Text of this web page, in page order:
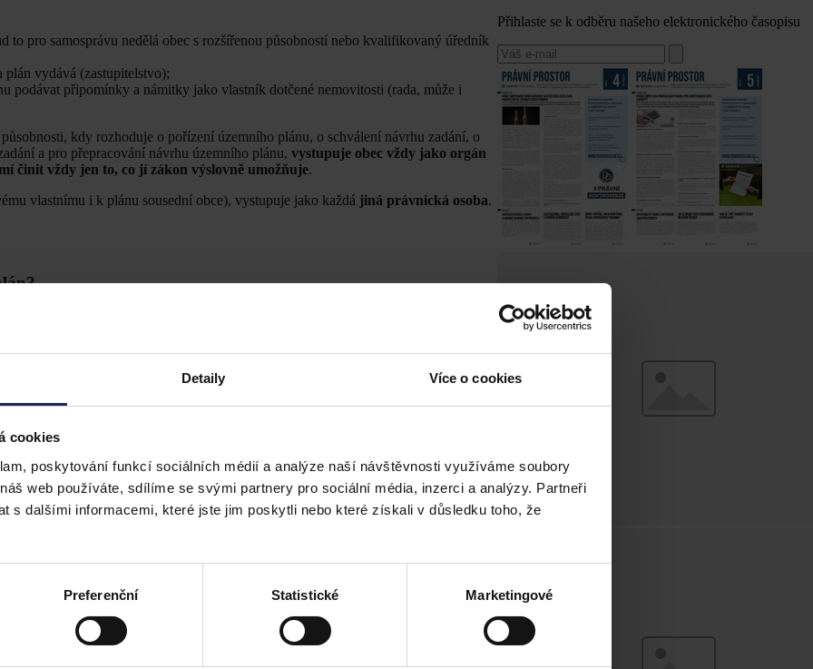
Detaily Více o cookies
cookies
poskytování funkcí sociálních médií a analýze naší návštěvnosti využíváme soubory
web používáte, sdílíme se svými partnery pro sociální média, inzerci a analýzy. Partneři
s dalšími informacemi, které jste jim poskytli nebo které získali v důsledku toho, že
Preferenční Statistické Marketingové
to pro samosprávu nedělá obec s rozšířenou působností nebo kvalifikovaný úředník
plán vydává (zastupitelstvo);
podávat připomínky a námitky jako vlastník dotčené nemovitosti (rada, může i
kdy rozhoduje o pořízení územního plánu, o schválení návrhu zadání, o
a pro přepracování návrhu územního plánu, vystupuje obec vždy jako orgán
činit vždy jen to, co jí zákon výslovně umožňuje.
vlastnímu i k plánu sousední obce), vystupuje jako každá jiná právnická osoba.
pořizování územního plánu následující:
nemovitosti na území obce.
(změny):
v této fázi se obec rozhoduje, zda bude na základě návrhu pořizovat
jej má, nemusí jej změnit podle přání vlastníka pozemků. Návrh proto nemusí být
je
zadání.
předurčuje, jak bude vypadat územní plán.
může dojít na schvalování pokynů pro zpracování návrhu územního plánu, pokud
konci první fáze procesu), popřípadě po proběhlém řízení o územním plánu (tj. na
územního plánu (§ 51 odst. 3 , resp.§ 54 odst. 3stavebního zákona).Také zde jde o
úřad územního plánování v obci s rozšířenou působností. Některé obce ale mají
zajišťují. Některé obce také uzavírají smlouvy s tzv. létajícími pořizovateli –
stránku procesu územního plánování.
Přihlaste se k odběru našeho elektronického časopisu